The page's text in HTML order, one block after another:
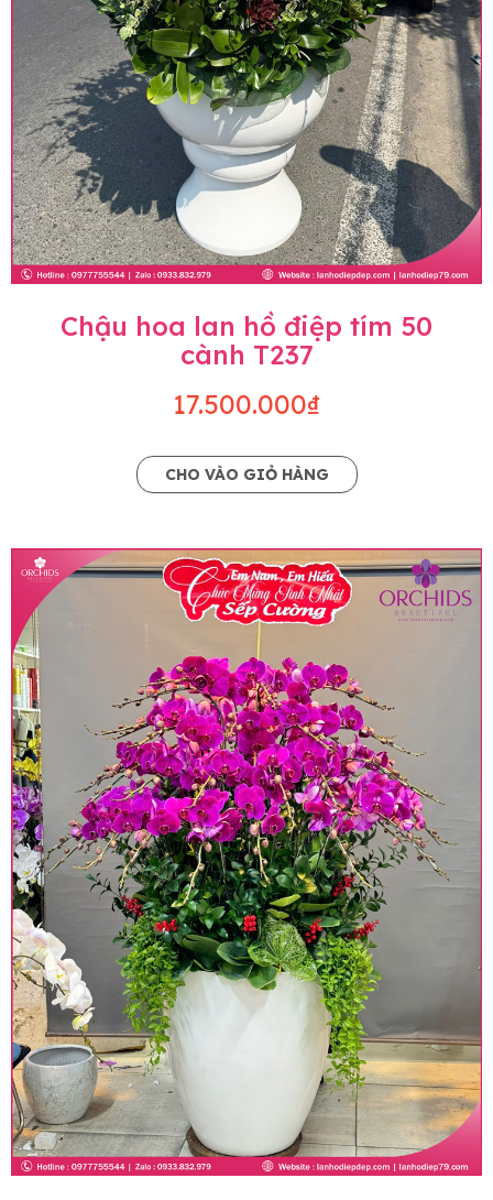
Chậu hoa lan hồ điệp tím 50
cành T237
17.500.000₫
CHO VÀO GIỎ HÀNG